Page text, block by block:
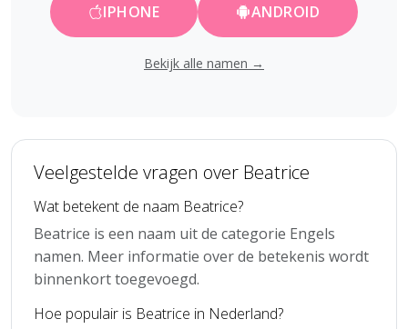
IPHONE ANDROID
Bekijk alle namen →
Veelgestelde vragen over Beatrice
Wat betekent de naam Beatrice?
Beatrice is een naam uit de categorie Engels
namen. Meer informatie over de betekenis wordt
binnenkort toegevoegd.
Hoe populair is Beatrice in Nederland?